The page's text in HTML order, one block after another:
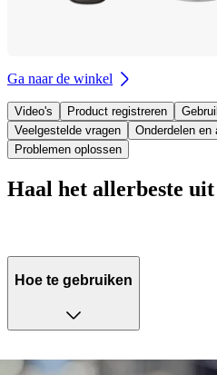
Ga naar de winkel
Video's Product registreren
Veelgestelde vragen
Onderdelen en
Problemen oplossen
Haal het allerbeste
Hoe te gebruiken